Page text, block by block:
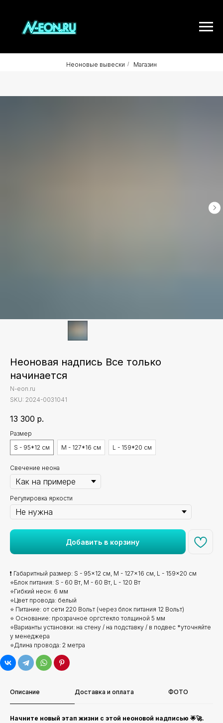
Неоновые вывески / Магазин
Неоновая надпись Все только
начинается
N-eon.ru
SKU: 2024-0031041
13 300 р.
Размер
S - 95*12 см
M - 127*16 см L - 159*20 см
Свечение неона
Регулировка яркости
Добавить в корзину
❗ Габаритный размер: S - 95x12 см, M - 127x16 см, L - 159x20 см
⭐Блок питания: S - 60 Вт, M - 60 Вт, L - 120 Вт
⭐Гибкий неон: 6 мм
⭐Цвет провода: белый
⭐ Питание: от сети 220 Вольт (через блок питания 12 Вольт)
⭐ Основание: прозрачное оргстекло толщиной 5 мм
⭐Варианты установки: на стену / на подставку / в подвес *уточняйте
у менеджера
⭐Длина провода: 2 метра
Описание Доставка и оплата ФОТО
Начните новый этап жизни с этой неоновой надписью 🌟🚀.